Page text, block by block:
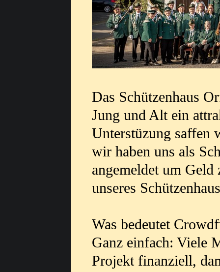
Das Schützenhaus
Jung und Alt ein
Unterstüzung saffen
wir haben uns als
angemeldet um
unseres
Was bedeutet
Ganz einfach: Viele
Projekt finanziell,